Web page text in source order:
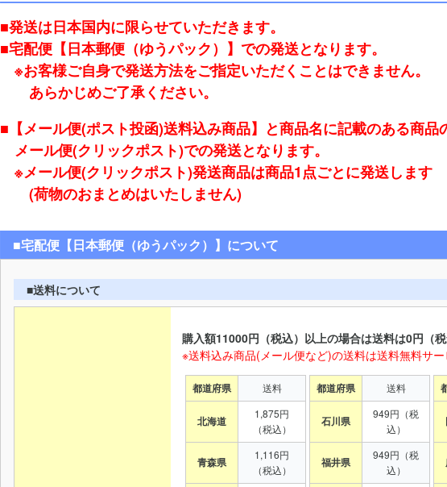
■発送は日本国内に限らせていただきます。
■宅配便【日本郵便（ゆうパック）】での発送となります。
※お客様ご自身で発送方法をご指定いただくことはできません。
あらかじめご了承ください。
■【メール便(ポスト投函)送料込み商品】と商品名に記載のある商品
メール便(クリックポスト)での発送となります。
※メール便(クリックポスト)発送商品は商品1点ごとに発送します
(荷物のおまとめはいたしません)
■宅配便【日本郵便（ゆうパック）】について
■送料について
購入額11000円（税込）以上の場合は送料は0円（税
※送料込み商品(メール便など)の送料は送料無料サー
都道府県 送料
北海道
1,875円
（税込）
青森県
1,116円
（税込）
都道府県 送料
石川県
949円（税
込）
福井県
949円（税
込）